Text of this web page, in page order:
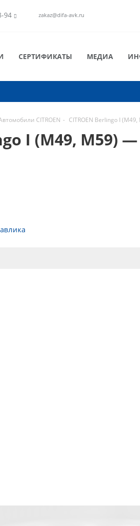
94 zakaz@difa-avk.ru
СЕРТИФИКАТЫ МЕДИА
CITROEN - CITROEN Berlingo I (M49,
I (M49, M59)